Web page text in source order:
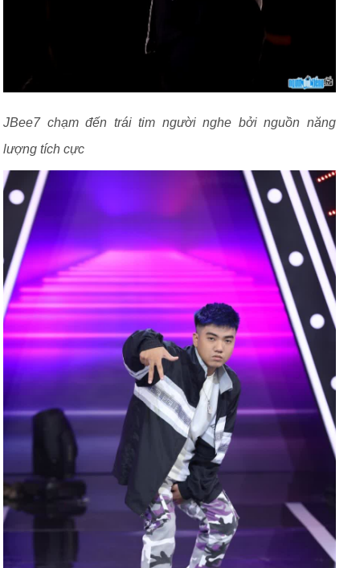
JBee7 chạm đến trái tim người nghe bởi nguồn năng
lượng tích cực